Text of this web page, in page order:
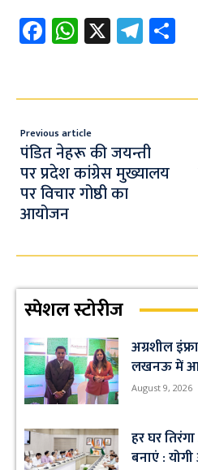
Fa
ce
o
o
k
W
h
s
A
p
p
X Te
le
a
m
e
Previous article
पंडित नेहरू की जयन्ती
पर प्रदेश कांग्रेस मुख्यालय
पर विचार गोष्ठी का
आयोजन
स्पेशल स्टोरीज
अग्रशील
लखनऊ में
August 9, 2026
हर घर
बनाएं :